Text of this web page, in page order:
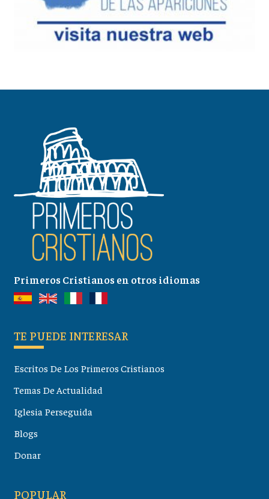
Primeros Cristianos en otros idiomas
TE PUEDE INTERESAR
Escritos De Los Primeros Cristianos
Temas De Actualidad
Iglesia Perseguida
Blogs
Donar
POPULAR